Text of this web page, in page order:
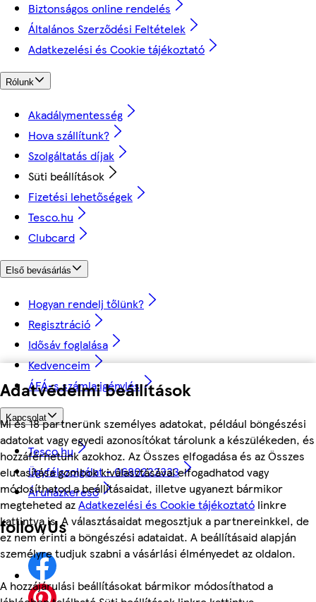
Adatvédelmi beállítások
Mi és 18 partnerünk személyes adatokat, például böngészési
adatokat vagy egyedi azonosítókat tárolunk a készülékeden, és
hozzáférhetünk azokhoz. Az Összes elfogadása és az Összes
elutasítása gombok kiválasztásával elfogadhatod vagy
módosíthatod a beállításaidat, illetve ugyanezt bármikor
megteheted azAdatkezelési és Cookie tájékoztató linkre
kattintva is. A választásaidat megosztjuk a partnereinkkel, de
ez nem érinti a böngészési adataidat. A beállításaid alapján
személyre tudjuk szabni a vásárlási élményedet az oldalon.
A hozzájárulási beállításokat bármikor módosíthatod a
Biztonságos online rendelés
Általános Szerződési Feltételek
Adatkezelési és Cookie tájékoztató
Rólunk
Akadálymentesség
Hova szállítunk?
Szolgáltatás díjak
Süti beállítások
Fizetési lehetőségek
Tesco.hu
Clubcard
Első bevásárlás
Hogyan rendelj tőlünk?
Regisztráció
Idősáv foglalása
Kedvenceim
ÁFÁ-s számla igénylés
Kapcsolat
Tesco.hu
Ügyfélszolgálat - 0680222333
Áruházkereső
followUs